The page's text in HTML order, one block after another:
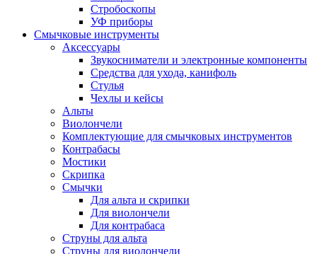
Стробоскопы
УФ приборы
Смычковые инструменты
Аксессуары
Звукосниматели и электронные компоненты
Средства для ухода, канифоль
Стулья
Чехлы и кейсы
Альты
Виолончели
Комплектующие для смычковых инструментов
Контрабасы
Мостики
Скрипка
Смычки
Для альта и скрипки
Для виолончели
Для контрабаса
Струны для альта
Струны для виолончели